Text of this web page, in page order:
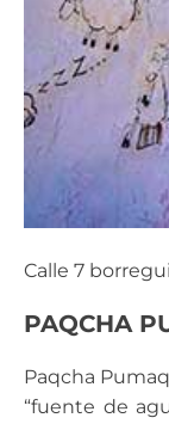
Calle 7
PAQCHA
Paqcha
“fuente de